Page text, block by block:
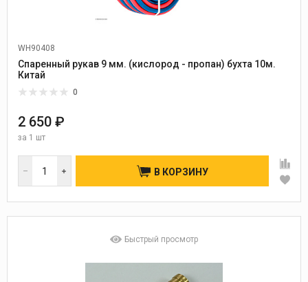
WH90408
Спаренный рукав 9 мм. (кислород - пропан) бухта 10м.
Китай
0
2 650 ₽
за 1 шт
В КОРЗИНУ
Быстрый просмотр